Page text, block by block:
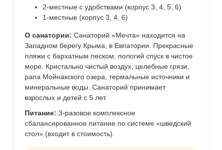
2-местные с удобствами (корпус 3, 4, 5, 6)
1-местные (корпус 3, 4, 6)
О санатории: Санаторий «Мечта» находится на
Западном берегу Крыма, в Евпатории. Прекрасные
пляжи с бархатным песком, пологий спуск в чистое
море. Кристально чистый воздух, целебные грязи,
рапа Мойнакского озера, термальные источники и
минеральные воды. Санаторий принимает
взрослых и детей с 5 лет.
Питание: 3-разовое комплексное
сбалансированное питание по системе «шведский
стол» (входит в стоимость).